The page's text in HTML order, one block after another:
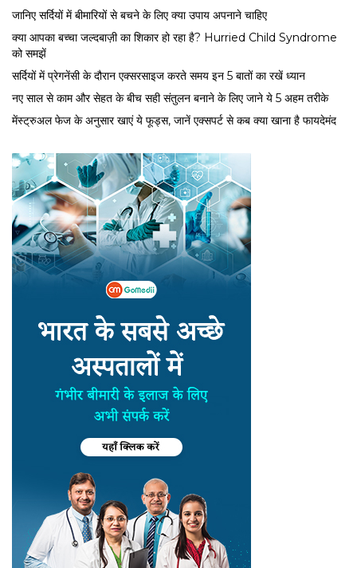
जानिए सर्दियों में बीमारियों से बचने के लिए क्या उपाय अपनाने चाहिए
क्या आपका बच्चा जल्दबाज़ी का शिकार हो रहा है? Hurried Child Syndrome
को समझें
सर्द‍ियों में प्रेगनेंसी के दौरान एक्सरसाइज करते समय इन 5 बातों का रखें ध्यान
नए साल से काम और सेहत के बीच सही संतुलन बनाने के लिए जाने ये 5 अहम तरीके
मेंस्ट्रुअल फेज के अनुसार खाएं ये फूड्स, जानें एक्सपर्ट से कब क्या खाना है फायदेमंद